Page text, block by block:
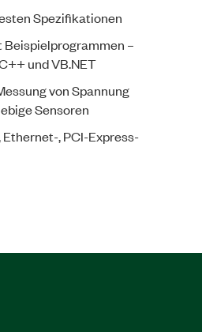
Spezifikationen
–
und VB.NET
von Spannung
Sensoren
, PCI-Express-